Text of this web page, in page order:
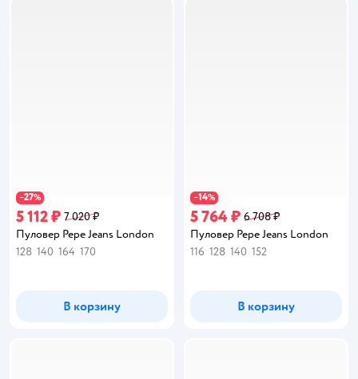
−27%
5 112 ₽ 7 020 ₽
Пуловер Pepe Jeans London
128 140 164 170
В корзину
−14%
5 764 ₽ 6 708 ₽
Пуловер Pepe Jeans London
116 128 140 152
В корзину